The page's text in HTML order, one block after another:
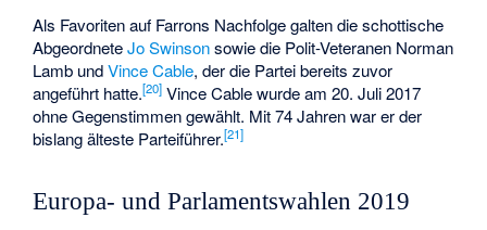
Als Favoriten auf Farrons Nachfolge galten die schottische
AbgeordneteJo Swinsonsowie die Polit-Veteranen Norman
Lamb undVince Cable, der die Partei bereits zuvor
angeführt hatte.[20] Vince Cable wurde am 20. Juli 2017
ohne Gegenstimmen gewählt. Mit 74 Jahren war er der
bislang älteste Parteiführer.[21]
Europa- und Parlamentswahlen 2019